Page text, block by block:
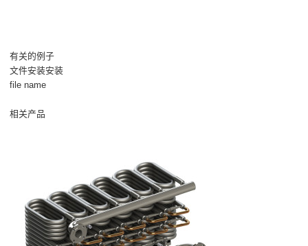
有关的例子
文件安装安装
file name
相关产品